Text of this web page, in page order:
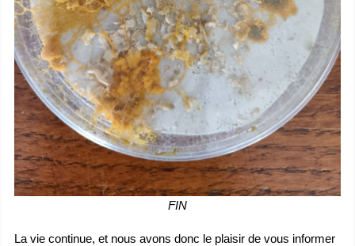
FIN
La vie continue, et nous avons donc le plaisir de vous informer